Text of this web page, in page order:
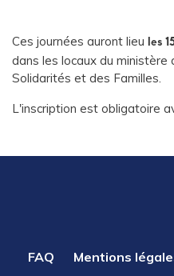
Ces journées auront lieu les
dans les locaux du ministère
Solidarités et des Familles.
L'inscription est obligatoire
PIED
FAQ Mentions